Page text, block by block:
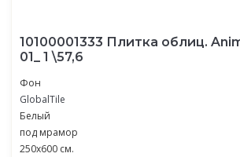
10100001333 Плитка облиц.
01_ 1 \57,6
Фон
GlobalTile
Белый
под мрамор
250x600 см.